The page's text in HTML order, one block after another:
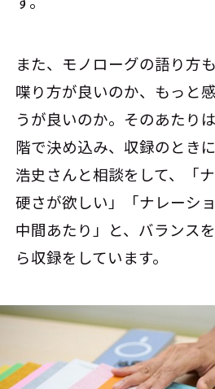
また、モノローグの語り方
喋り方が良いのか、もっと
うが良いのか。そのあたり
階で決め込み、収録のとき
浩史さんと相談をして、「
硬さが欲しい」「ナレーシ
中間あたり」と、バランス
ら収録をしています。